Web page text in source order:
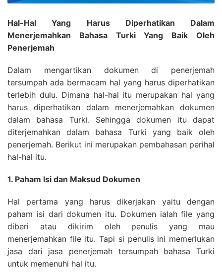
Hal-Hal Yang Harus Diperhatikan Dalam
Menerjemahkan Bahasa Turki Yang Baik Oleh
Penerjemah
Dalam mengartikan dokumen di penerjemah
tersumpah ada bermacam hal yang harus diperhatikan
terlebih dulu. Dimana hal-hal itu merupakan hal yang
harus diperhatikan dalam menerjemahkan dokumen
dalam bahasa Turki. Sehingga dokumen itu dapat
diterjemahkan dalam bahasa Turki yang baik oleh
penerjemah. Berikut ini merupakan pembahasan perihal
hal-hal itu.
1. Paham Isi dan Maksud Dokumen
Hal pertama yang harus dikerjakan yaitu dengan
paham isi dari dokumen itu. Dokumen ialah file yang
diberi atau dikirim oleh penulis yang mau
menerjemahkan file itu. Tapi si penulis ini memerlukan
jasa dari jasa penerjemah tersumpah bahasa Turki
untuk memenuhi hal itu.